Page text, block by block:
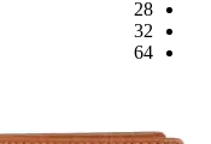
28
32
64